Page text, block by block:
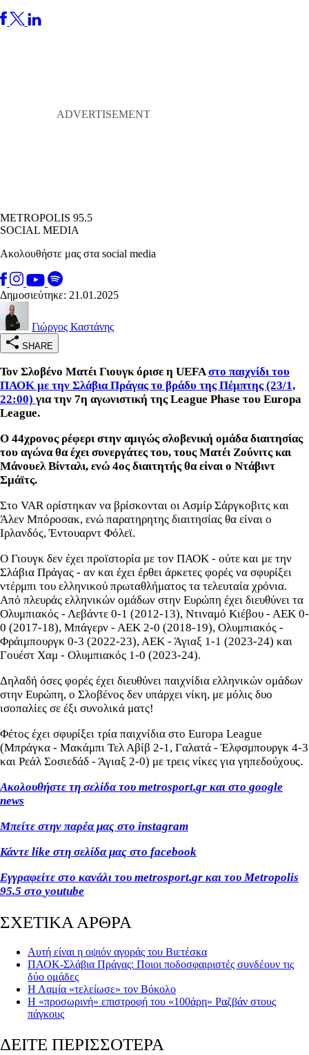
METROPOLIS 95.5
SOCIAL MEDIA
Ακολουθήστε μας στα social media
Δημοσιεύτηκε: 21.01.2025
Γιώργος Καστάνης
SHARE
Τον Σλοβένο Ματέι Γιουγκ όρισε η UEFAστο παιχνίδι του
ΠΑΟΚ με την Σλάβια Πράγας το βράδυ της Πέμπτης (23/1,
22:00) για την 7η αγωνιστική της League Phase του Europa
League.
Ο 44χρονος ρέφερι στην αμιγώς σλοβενική ομάδα διαιτησίας
του αγώνα θα έχει συνεργάτες του, τους Ματέι Ζούνιτς και
Μάνουελ Βίνταλι, ενώ 4ος διαιτητής θα είναι ο Ντάβιντ
Σμάϊτς.
Στο VAR ορίστηκαν να βρίσκονται οι Ασμίρ Σάργκοβιτς και
Άλεν Μπόροσακ, ενώ παρατηρητης διαιτησίας θα είναι ο
Ιρλανδός, Έντουαρντ Φόλεϊ.
Ο Γιουγκ δεν έχει προϊστορία με τον ΠΑΟΚ - ούτε και με την
Σλάβια Πράγας - αν και έχει έρθει άρκετες φορές να σφυρίξει
ντέρμπι του ελληνικού πρωταθλήματος τα τελευταία χρόνια.
Από πλευράς ελληνικών ομάδων στην Ευρώπη έχει διευθύνει τα
Ολυμπιακός - Λεβάντε 0-1 (2012-13), Ντιναμό Κιέβου - ΑΕΚ 0-
0 (2017-18), Μπάγερν - ΑΕΚ 2-0 (2018-19), Ολυμπιακός -
Φράιμπουργκ 0-3 (2022-23), ΑΕΚ - Άγιαξ 1-1 (2023-24) και
Γουέστ Χαμ - Ολυμπιακός 1-0 (2023-24).
Δηλαδή όσες φορές έχει διευθύνει παιχνίδια ελληνικών ομάδων
στην Ευρώπη, ο Σλοβένος δεν υπάρχει νίκη, με μόλις δυο
ισοπαλίες σε έξι συνολικά ματς!
Φέτος έχει σφυρίξει τρία παιχνίδια στο Europa League
(Mπράγκα - Μακάμπι Τελ Αβίβ 2-1, Γαλατά - Έλφσμπουργκ 4-3
και Ρεάλ Σοσιεδάδ - Άγιαξ 2-0) με τρεις νίκες για γηπεδούχους.
Ακολουθήστε τη σελίδα του metrosport.gr και στο google
news
Μπείτε στην παρέα μας στο instagram
Κάντε like στη σελίδα μας στο facebook
Εγγραφείτε στο κανάλι του metrosport.gr και τουMetropolis
95.5 στο youtube
ΣΧΕΤΙΚΑ ΑΡΘΡΑ
Αυτή είναι η οψιόν αγοράς του Βιετέσκα
ΠΑΟΚ-Σλάβια Πράγας: Ποιοι ποδοσφαιριστές συνδέουν τις
δύο ομάδες
Η Λαμία «τελείωσε» τον Βόκολο
H «προσωρινή» επιστροφή του «100άρη» Ραζβάν στους
πάγκους
ΔΕΙΤΕ ΠΕΡΙΣΣΟΤΕΡΑ